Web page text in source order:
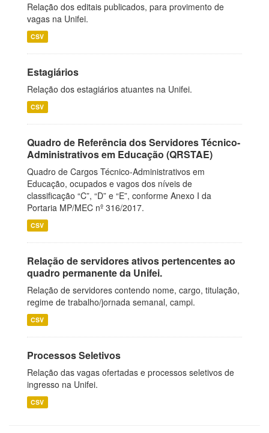
Relação dos editais publicados, para provimento de
vagas na Unifei.
CSV
Estagiários
Relação dos estagiários atuantes na Unifei.
CSV
Quadro de Referência dos Servidores Técnico-
Administrativos em Educação (QRSTAE)
Quadro de Cargos Técnico-Administrativos em
Educação, ocupados e vagos dos níveis de
classificação “C”, “D” e “E”, conforme Anexo I da
Portaria MP/MEC nº 316/2017.
CSV
Relação de servidores ativos pertencentes ao
quadro permanente da Unifei.
Relação de servidores contendo nome, cargo, titulação,
regime de trabalho/jornada semanal, campi.
CSV
Processos Seletivos
Relação das vagas ofertadas e processos seletivos de
ingresso na Unifei.
CSV